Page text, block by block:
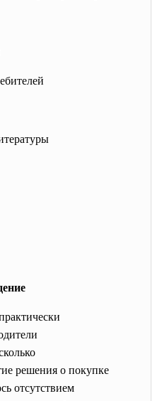
решения о покупке
отсутствием